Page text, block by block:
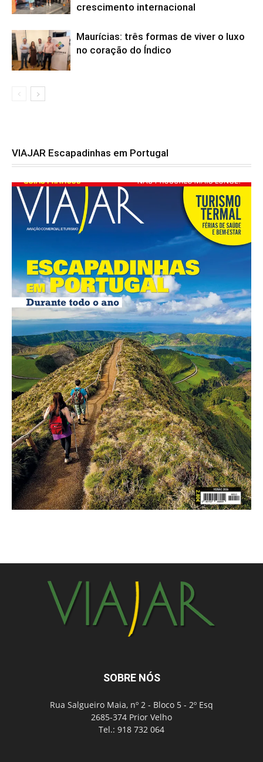
crescimento internacional
Maurícias: três formas de viver o luxo
no coração do Índico
VIAJAR Escapadinhas em Portugal
SOBRE NÓS
Rua Salgueiro Maia, nº 2 - Bloco 5 - 2º Esq
2685-374 Prior Velho
Tel.: 918 732 064